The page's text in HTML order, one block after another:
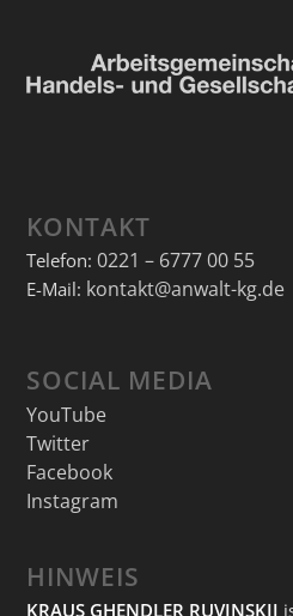
KONTAKT
Telefon: 0221 – 6777 00 55
E-Mail: kontakt@anwalt-kg.de
SOCIAL MEDIA
YouTube
Twitter
Facebook
Instagram
HINWEIS
KRAUS GHENDLER RUVINSKIJ